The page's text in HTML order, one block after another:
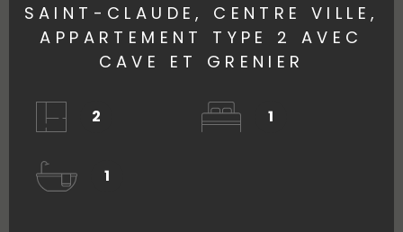
SAINT-CLAUDE, CENTRE VILLE,
APPARTEMENT TYPE 2 AVEC
CAVE ET GRENIER
2 1
1